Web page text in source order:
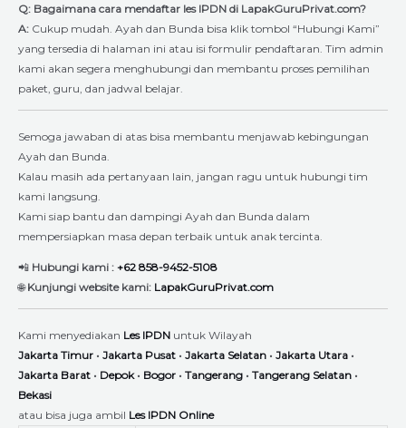
Q: Bagaimana cara mendaftar les IPDN di LapakGuruPrivat.com?
A: Cukup mudah. Ayah dan Bunda bisa klik tombol “Hubungi Kami”
yang tersedia di halaman ini atau isi formulir pendaftaran. Tim admin
kami akan segera menghubungi dan membantu proses pemilihan
paket, guru, dan jadwal belajar.
Semoga jawaban di atas bisa membantu menjawab kebingungan
Ayah dan Bunda.
Kalau masih ada pertanyaan lain, jangan ragu untuk hubungi tim
kami langsung.
Kami siap bantu dan dampingi Ayah dan Bunda dalam
mempersiapkan masa depan terbaik untuk anak tercinta.
📲 Hubungi kami : +62 858-9452-5108
🌐Kunjungi website kami: LapakGuruPrivat.com
Kami menyediakan Les IPDN untuk Wilayah
Jakarta Timur • Jakarta Pusat • Jakarta Selatan • Jakarta Utara •
Jakarta Barat • Depok • Bogor • Tangerang • Tangerang Selatan •
Bekasi
atau bisa juga ambil Les IPDN Online